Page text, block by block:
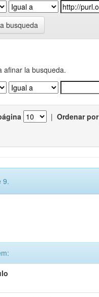
busqueda
afinar la busqueda.
| Ordenar por
9.